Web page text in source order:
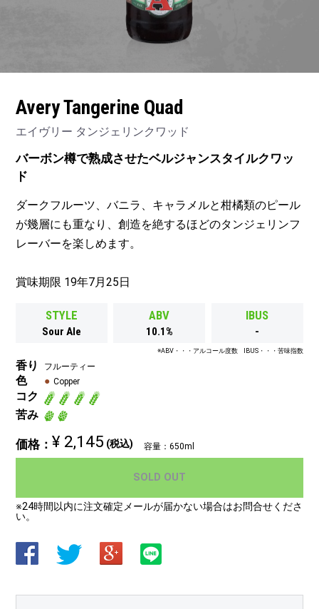
Avery Tangerine Quad
エイヴリー タンジェリンクワッド
バーボン樽で熟成させたベルジャンスタイルクワッ
ド
ダークフルーツ、バニラ、キャラメルと柑橘類のピール
が幾層にも重なり、創造を絶するほどのタンジェリンフ
レーバーを楽しめます。
賞味期限 19年7月25日
STYLE
Sour Ale
ABV
10.1%
IBUS
-
※ABV・・・アルコール度数 IBUS・・・苦味指数
香り フルーティー
色 Copper
コク
苦み
価格： ¥ 2,145 (税込) 容量：650ml
SOLD OUT
※24時間以内に注文確定メールが届かない場合はお問合せくださ
い。